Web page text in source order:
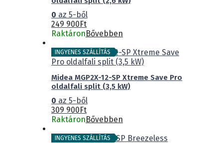
0 az 5-ből
249 900 Ft
Raktáron Bővebben
INGYENES SZÁLLÍTÁS
Midea MGP2X-12-SP Xtreme Save Pro
oldalfali split (3,5 kW)
0 az 5-ből
309 900Ft
RaktáronBővebben
INGYENES SZÁLLÍTÁS